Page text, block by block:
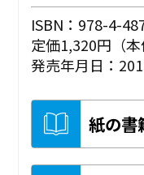
ISBN：978-4-
定価1,320円（本
発売年月日：
紙の書